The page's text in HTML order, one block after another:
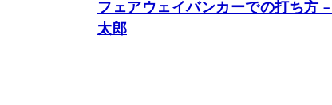
フェアウェイバンカーでの打ち方
太郎